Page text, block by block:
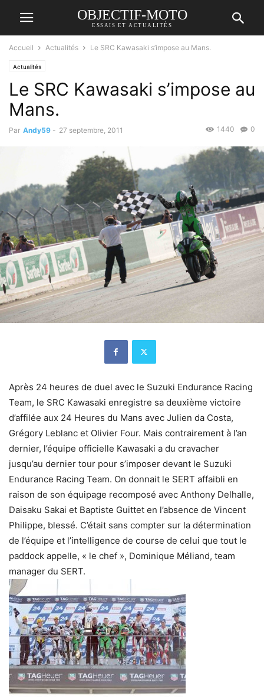
OBJECTIF-MOTO
ESSAIS ET ACTUALITÉS
Accueil Actualités Le SRC Kawasaki s’impose au Mans.
Actualités
Le SRC Kawasaki s’impose au
Mans.
Par Andy59 - 27 septembre, 2011 0
1440
Après 24 heures de duel avec le Suzuki Endurance Racing
Team, le SRC Kawasaki enregistre sa deuxième victoire
d’affilée aux 24 Heures du Mans avec Julien da Costa,
Grégory Leblanc et Olivier Four. Mais contrairement à l’an
dernier, l’équipe officielle Kawasaki a du cravacher
jusqu’au dernier tour pour s’imposer devant le Suzuki
Endurance Racing Team. On donnait le SERT affaibli en
raison de son équipage recomposé avec Anthony Delhalle,
Daisaku Sakai et Baptiste Guittet en l’absence de Vincent
Philippe, blessé. C’était sans compter sur la détermination
de l’équipe et l’intelligence de course de celui que tout le
paddock appelle, « le chef », Dominique Méliand, team
manager du SERT.